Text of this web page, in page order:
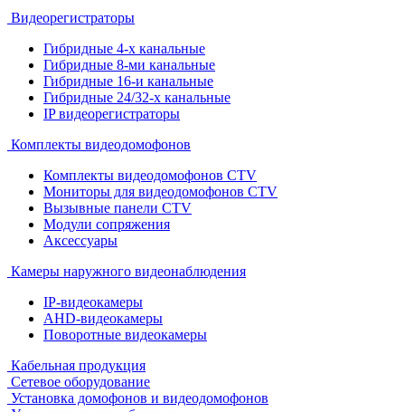
Видеорегистраторы
Гибридные 4-х канальные
Гибридные 8-ми канальные
Гибридные 16-и канальные
Гибридные 24/32-х канальные
IP видеорегистраторы
Комплекты видеодомофонов
Комплекты видеодомофонов CTV
Мониторы для видеодомофонов CTV
Вызывные панели CTV
Модули сопряжения
Аксессуары
Камеры наружного видеонаблюдения
IP-видеокамеры
AHD-видеокамеры
Поворотные видеокамеры
Кабельная продукция
Сетевое оборудование
Установка домофонов и видеодомофонов